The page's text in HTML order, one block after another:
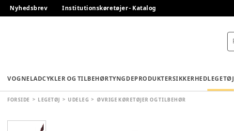
Nyhedsbrev Institutionskøretøjer - Katalog
VOGNELADCYKLER OG TILBEHØRTYNGDEPRODUKTERSIKKERHEDLEGETØJ
FORSIDE LEGETØJ UDELEG ØVRIGE KØRETØJER OG TILBEHØR